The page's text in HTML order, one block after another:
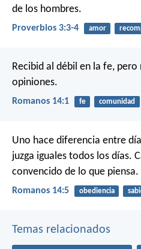
de los hombres.
Proverbios 3:3-4 amor
Recibid al débil en la fe,
opiniones.
Romanos 14:1 fe comunidad
Uno hace diferencia entre
juzga iguales todos los días.
convencido de lo que piensa.
Romanos 14:5 obediencia
Temas relacionados